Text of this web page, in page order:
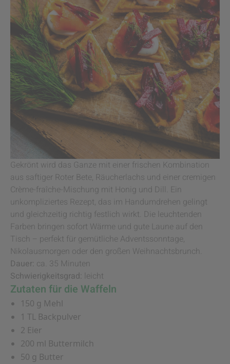
Gekrönt wird das Ganze mit einer frischen Kombination
aus saftiger Roter Bete, Räucherlachs und einer cremigen
Crème-fraîche-Mischung mit Honig und Dill. Ein
unkompliziertes Rezept, das im Handumdrehen gelingt
und gleichzeitig richtig festlich wirkt. Die leuchtenden
Farben bringen sofort Wärme und gute Laune auf den
Tisch – perfekt für gemütliche Adventssonntage,
Nikolausmorgen oder den großen Weihnachtsbrunch.
Dauer: ca. 35 Minuten
Schwierigkeitsgrad: leicht
Zutaten für die Waffeln
150 g Mehl
1 TL Backpulver
2 Eier
200 ml Buttermilch
50 g Butter